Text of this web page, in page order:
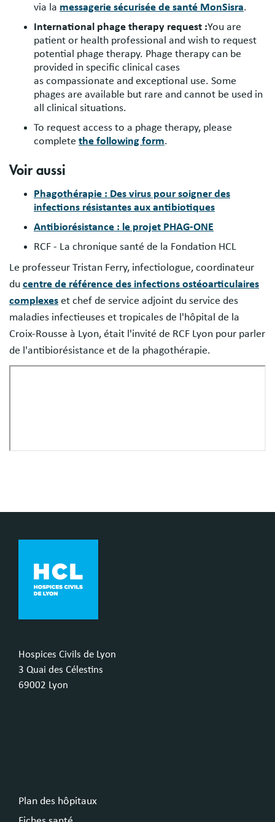
via la messagerie sécurisée de santé MonSisra.
International phage therapy request :You are
patient or health professional and wish to request
potential phage therapy. Phage therapy can be
provided in specific clinical cases
as compassionate and exceptional use. Some
phages are available but rare and cannot be used in
all clinical situations.
To request access to a phage therapy, please
complete the following form.
Voir aussi
Phagothérapie : Des virus pour soigner des
infections résistantes aux antibiotiques
Antibiorésistance : le projet PHAG-ONE
RCF - La chronique santé de la Fondation HCL
Le professeur Tristan Ferry, infectiologue, coordinateur
du centre de référence des infections ostéoarticulaires
complexes et chef de service adjoint du service des
maladies infectieuses et tropicales de l'hôpital de la
Croix-Rousse à Lyon, était l'invité de RCF Lyon pour parler
de l'antibiorésistance et de la phagothérapie.
Hospices Civils de Lyon
3 Quai des Célestins
69002 Lyon
Plan des hôpitaux